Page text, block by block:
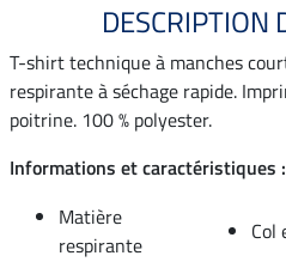
DESCRIPTION
T-shirt technique à manches
respirante à séchage rapide.
poitrine. 100 % polyester.
Informations et caractéristiques :
Matière
respirante
Col